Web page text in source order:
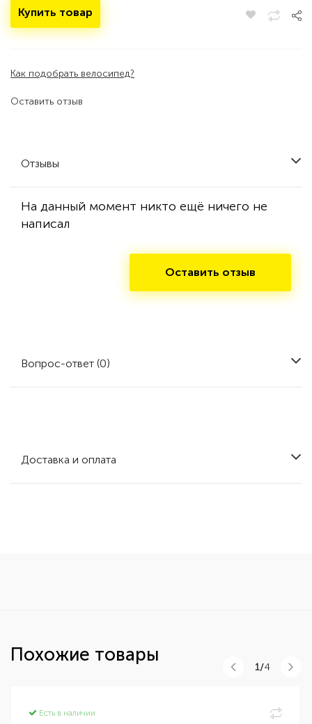
Оставить отзыв
Купить товар
Как подобрать велосипед?
Отзывы
На данный момент никто ещё ничего не
написал
Оставить отзыв
Вопрос-ответ (0)
Доставка и оплата
Похожие товары
Есть в наличии
1/4